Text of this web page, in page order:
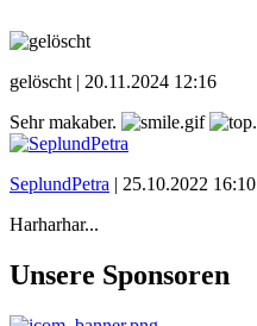
gelöscht | 20.11.2024 12:16
Sehr makaber.
SeplundPetra | 25.10.2022 16:10
Harharhar...
Unsere Sponsoren